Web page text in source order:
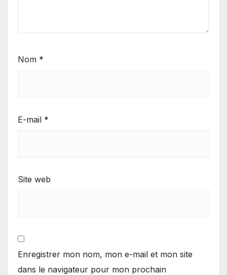
Nom *
E-mail *
Site web
Enregistrer mon nom, mon e-mail et mon site
dans le navigateur pour mon prochain